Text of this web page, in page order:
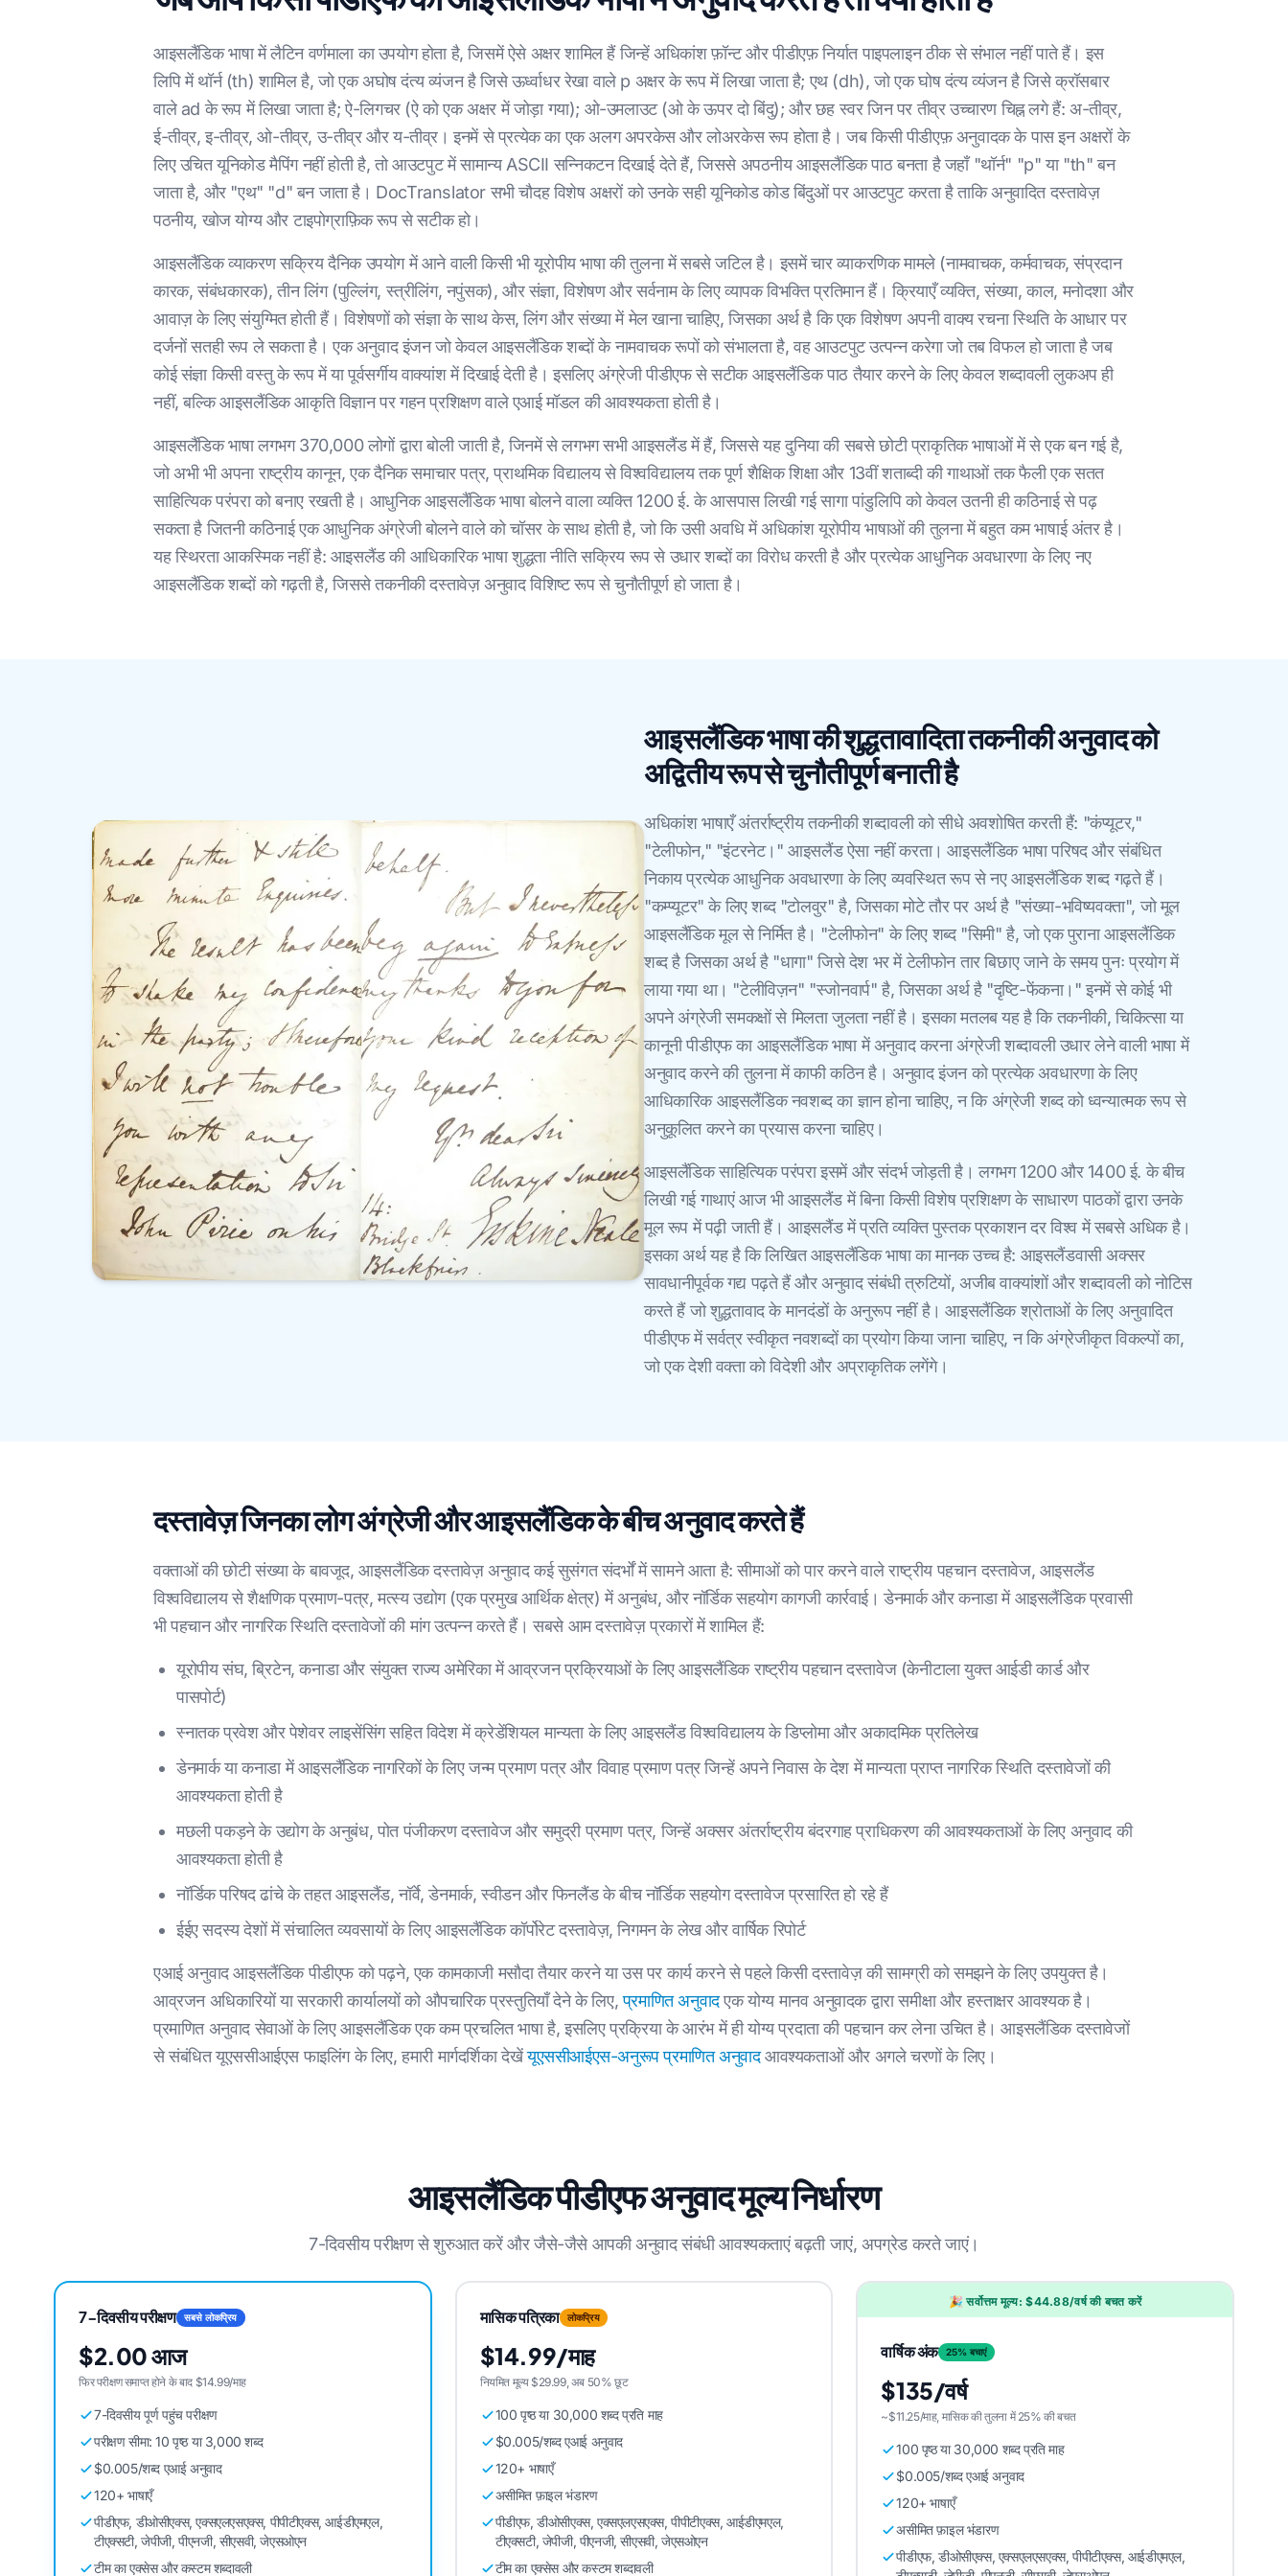
आइसलैंडिक भाषा में लैटिन वर्णमाला का उपयोग होता है, जिसमें ऐसे अक्षर शामिल हैं जिन्हें अधिकांश फ़ॉन्ट और पीडीएफ़ निर्यात पाइपलाइन ठीक से संभाल नहीं पाते हैं। इस
लिपि में थॉर्न (th) शामिल है, जो एक अघोष दंत्य व्यंजन है जिसे ऊर्ध्वाधर रेखा वाले p अक्षर के रूप में लिखा जाता है; एथ (dh), जो एक घोष दंत्य व्यंजन है जिसे क्रॉसबार
वाले ad के रूप में लिखा जाता है; ऐ-लिगचर (ऐ को एक अक्षर में जोड़ा गया); ओ-उमलाउट (ओ के ऊपर दो बिंदु); और छह स्वर जिन पर तीव्र उच्चारण चिह्न लगे हैं: अ-तीव्र,
ई-तीव्र, इ-तीव्र, ओ-तीव्र, उ-तीव्र और य-तीव्र। इनमें से प्रत्येक का एक अलग अपरकेस और लोअरकेस रूप होता है। जब किसी पीडीएफ़ अनुवादक के पास इन अक्षरों के
लिए उचित यूनिकोड मैपिंग नहीं होती है, तो आउटपुट में सामान्य ASCII सन्निकटन दिखाई देते हैं, जिससे अपठनीय आइसलैंडिक पाठ बनता है जहाँ "थॉर्न" "p" या "th" बन
जाता है, और "एथ" "d" बन जाता है। DocTranslator सभी चौदह विशेष अक्षरों को उनके सही यूनिकोड कोड बिंदुओं पर आउटपुट करता है ताकि अनुवादित दस्तावेज़
पठनीय, खोज योग्य और टाइपोग्राफ़िक रूप से सटीक हो।
आइसलैंडिक व्याकरण सक्रिय दैनिक उपयोग में आने वाली किसी भी यूरोपीय भाषा की तुलना में सबसे जटिल है। इसमें चार व्याकरणिक मामले (नामवाचक, कर्मवाचक, संप्रदान
कारक, संबंधकारक), तीन लिंग (पुल्लिंग, स्त्रीलिंग, नपुंसक), और संज्ञा, विशेषण और सर्वनाम के लिए व्यापक विभक्ति प्रतिमान हैं। क्रियाएँ व्यक्ति, संख्या, काल, मनोदशा और
आवाज़ के लिए संयुग्मित होती हैं। विशेषणों को संज्ञा के साथ केस, लिंग और संख्या में मेल खाना चाहिए, जिसका अर्थ है कि एक विशेषण अपनी वाक्य रचना स्थिति के आधार पर
दर्जनों सतही रूप ले सकता है। एक अनुवाद इंजन जो केवल आइसलैंडिक शब्दों के नामवाचक रूपों को संभालता है, वह आउटपुट उत्पन्न करेगा जो तब विफल हो जाता है जब
कोई संज्ञा किसी वस्तु के रूप में या पूर्वसर्गीय वाक्यांश में दिखाई देती है। इसलिए अंग्रेजी पीडीएफ से सटीक आइसलैंडिक पाठ तैयार करने के लिए केवल शब्दावली लुकअप ही
नहीं, बल्कि आइसलैंडिक आकृति विज्ञान पर गहन प्रशिक्षण वाले एआई मॉडल की आवश्यकता होती है।
आइसलैंडिक भाषा लगभग 370,000 लोगों द्वारा बोली जाती है, जिनमें से लगभग सभी आइसलैंड में हैं, जिससे यह दुनिया की सबसे छोटी प्राकृतिक भाषाओं में से एक बन गई है,
जो अभी भी अपना राष्ट्रीय कानून, एक दैनिक समाचार पत्र, प्राथमिक विद्यालय से विश्वविद्यालय तक पूर्ण शैक्षिक शिक्षा और 13वीं शताब्दी की गाथाओं तक फैली एक सतत
साहित्यिक परंपरा को बनाए रखती है। आधुनिक आइसलैंडिक भाषा बोलने वाला व्यक्ति 1200 ई. के आसपास लिखी गई सागा पांडुलिपि को केवल उतनी ही कठिनाई से पढ़
सकता है जितनी कठिनाई एक आधुनिक अंग्रेजी बोलने वाले को चॉसर के साथ होती है, जो कि उसी अवधि में अधिकांश यूरोपीय भाषाओं की तुलना में बहुत कम भाषाई अंतर है।
यह स्थिरता आकस्मिक नहीं है: आइसलैंड की आधिकारिक भाषा शुद्धता नीति सक्रिय रूप से उधार शब्दों का विरोध करती है और प्रत्येक आधुनिक अवधारणा के लिए नए
आइसलैंडिक शब्दों को गढ़ती है, जिससे तकनीकी दस्तावेज़ अनुवाद विशिष्ट रूप से चुनौतीपूर्ण हो जाता है।
आइसलैंडिक भाषा की शुद्धतावादिता तकनीकी अनुवाद को
अद्वितीय रूप से चुनौतीपूर्ण बनाती है
अधिकांश भाषाएँ अंतर्राष्ट्रीय तकनीकी शब्दावली को सीधे अवशोषित करती हैं: "कंप्यूटर,"
"टेलीफोन," "इंटरनेट।" आइसलैंड ऐसा नहीं करता। आइसलैंडिक भाषा परिषद और संबंधित
निकाय प्रत्येक आधुनिक अवधारणा के लिए व्यवस्थित रूप से नए आइसलैंडिक शब्द गढ़ते हैं।
"कम्प्यूटर" के लिए शब्द "टोलवुर" है, जिसका मोटे तौर पर अर्थ है "संख्या-भविष्यवक्ता", जो मूल
आइसलैंडिक मूल से निर्मित है। "टेलीफोन" के लिए शब्द "सिमी" है, जो एक पुराना आइसलैंडिक
शब्द है जिसका अर्थ है "धागा" जिसे देश भर में टेलीफोन तार बिछाए जाने के समय पुनः प्रयोग में
लाया गया था। "टेलीविज़न" "स्जोनवार्प" है, जिसका अर्थ है "दृष्टि-फेंकना।" इनमें से कोई भी
अपने अंग्रेजी समकक्षों से मिलता जुलता नहीं है। इसका मतलब यह है कि तकनीकी, चिकित्सा या
कानूनी पीडीएफ का आइसलैंडिक भाषा में अनुवाद करना अंग्रेजी शब्दावली उधार लेने वाली भाषा में
अनुवाद करने की तुलना में काफी कठिन है। अनुवाद इंजन को प्रत्येक अवधारणा के लिए
आधिकारिक आइसलैंडिक नवशब्द का ज्ञान होना चाहिए, न कि अंग्रेजी शब्द को ध्वन्यात्मक रूप से
अनुकूलित करने का प्रयास करना चाहिए।
आइसलैंडिक साहित्यिक परंपरा इसमें और संदर्भ जोड़ती है। लगभग 1200 और 1400 ई. के बीच
लिखी गई गाथाएं आज भी आइसलैंड में बिना किसी विशेष प्रशिक्षण के साधारण पाठकों द्वारा उनके
मूल रूप में पढ़ी जाती हैं। आइसलैंड में प्रति व्यक्ति पुस्तक प्रकाशन दर विश्व में सबसे अधिक है।
इसका अर्थ यह है कि लिखित आइसलैंडिक भाषा का मानक उच्च है: आइसलैंडवासी अक्सर
सावधानीपूर्वक गद्य पढ़ते हैं और अनुवाद संबंधी त्रुटियों, अजीब वाक्यांशों और शब्दावली को नोटिस
करते हैं जो शुद्धतावाद के मानदंडों के अनुरूप नहीं है। आइसलैंडिक श्रोताओं के लिए अनुवादित
पीडीएफ में सर्वत्र स्वीकृत नवशब्दों का प्रयोग किया जाना चाहिए, न कि अंग्रेजीकृत विकल्पों का,
जो एक देशी वक्ता को विदेशी और अप्राकृतिक लगेंगे।
दस्तावेज़ जिनका लोग अंग्रेजी और आइसलैंडिक के बीच अनुवाद करते हैं
वक्ताओं की छोटी संख्या के बावजूद, आइसलैंडिक दस्तावेज़ अनुवाद कई सुसंगत संदर्भों में सामने आता है: सीमाओं को पार करने वाले राष्ट्रीय पहचान दस्तावेज, आइसलैंड
विश्वविद्यालय से शैक्षणिक प्रमाण-पत्र, मत्स्य उद्योग (एक प्रमुख आर्थिक क्षेत्र) में अनुबंध, और नॉर्डिक सहयोग कागजी कार्रवाई। डेनमार्क और कनाडा में आइसलैंडिक प्रवासी
भी पहचान और नागरिक स्थिति दस्तावेजों की मांग उत्पन्न करते हैं। सबसे आम दस्तावेज़ प्रकारों में शामिल हैं:
यूरोपीय संघ, ब्रिटेन, कनाडा और संयुक्त राज्य अमेरिका में आव्रजन प्रक्रियाओं के लिए आइसलैंडिक राष्ट्रीय पहचान दस्तावेज (केनीटाला युक्त आईडी कार्ड और
पासपोर्ट)
स्नातक प्रवेश और पेशेवर लाइसेंसिंग सहित विदेश में क्रेडेंशियल मान्यता के लिए आइसलैंड विश्वविद्यालय के डिप्लोमा और अकादमिक प्रतिलेख
डेनमार्क या कनाडा में आइसलैंडिक नागरिकों के लिए जन्म प्रमाण पत्र और विवाह प्रमाण पत्र जिन्हें अपने निवास के देश में मान्यता प्राप्त नागरिक स्थिति दस्तावेजों की
आवश्यकता होती है
मछली पकड़ने के उद्योग के अनुबंध, पोत पंजीकरण दस्तावेज और समुद्री प्रमाण पत्र, जिन्हें अक्सर अंतर्राष्ट्रीय बंदरगाह प्राधिकरण की आवश्यकताओं के लिए अनुवाद की
आवश्यकता होती है
नॉर्डिक परिषद ढांचे के तहत आइसलैंड, नॉर्वे, डेनमार्क, स्वीडन और फिनलैंड के बीच नॉर्डिक सहयोग दस्तावेज प्रसारित हो रहे हैं
ईईए सदस्य देशों में संचालित व्यवसायों के लिए आइसलैंडिक कॉर्पोरेट दस्तावेज़, निगमन के लेख और वार्षिक रिपोर्ट
एआई अनुवाद आइसलैंडिक पीडीएफ को पढ़ने, एक कामकाजी मसौदा तैयार करने या उस पर कार्य करने से पहले किसी दस्तावेज़ की सामग्री को समझने के लिए उपयुक्त है।
आव्रजन अधिकारियों या सरकारी कार्यालयों को औपचारिक प्रस्तुतियाँ देने के लिए,प्रमाणित अनुवादएक योग्य मानव अनुवादक द्वारा समीक्षा और हस्ताक्षर आवश्यक है।
प्रमाणित अनुवाद सेवाओं के लिए आइसलैंडिक एक कम प्रचलित भाषा है, इसलिए प्रक्रिया के आरंभ में ही योग्य प्रदाता की पहचान कर लेना उचित है। आइसलैंडिक दस्तावेजों
से संबंधित यूएससीआईएस फाइलिंग के लिए, हमारी मार्गदर्शिका देखेंयूएससीआईएस-अनुरूप प्रमाणित अनुवादआवश्यकताओं और अगले चरणों के लिए।
आइसलैंडिक पीडीएफ अनुवाद मूल्य निर्धारण
7-दिवसीय परीक्षण से शुरुआत करें और जैसे-जैसे आपकी अनुवाद संबंधी आवश्यकताएं बढ़ती जाएं, अपग्रेड करते जाएं।
7-दिवसीय परीक्षण सबसे लोकप्रिय
$2.00 आज
फिर परीक्षण समाप्त होने के बाद $14.99/माह
7-दिवसीय पूर्ण पहुंच परीक्षण
परीक्षण सीमा: 10 पृष्ठ या 3,000 शब्द
$0.005/शब्द एआई अनुवाद
120+ भाषाएँ
पीडीएफ, डीओसीएक्स, एक्सएलएसएक्स, पीपीटीएक्स, आईडीएमएल,
टीएक्सटी, जेपीजी, पीएनजी, सीएसवी, जेएसओएन
टीम का एक्सेस और कस्टम शब्दावली
मासिक पत्रिका लोकप्रिय
$14.99/माह
नियमित मूल्य $29.99, अब 50% छूट
100 पृष्ठ या 30,000 शब्द प्रति माह
$0.005/शब्द एआई अनुवाद
120+ भाषाएँ
असीमित फ़ाइल भंडारण
पीडीएफ, डीओसीएक्स, एक्सएलएसएक्स, पीपीटीएक्स, आईडीएमएल,
टीएक्सटी, जेपीजी, पीएनजी, सीएसवी, जेएसओएन
टीम का एक्सेस और कस्टम शब्दावली
🎉 सर्वोत्तम मूल्य: $44.88/वर्ष की बचत करें
वार्षिक अंक 25% बचाएं
$135/वर्ष
~$11.25/माह, मासिक की तुलना में 25% की बचत
100 पृष्ठ या 30,000 शब्द प्रति माह
$0.005/शब्द एआई अनुवाद
120+ भाषाएँ
असीमित फ़ाइल भंडारण
पीडीएफ, डीओसीएक्स, एक्सएलएसएक्स, पीपीटीएक्स, आईडीएमएल,